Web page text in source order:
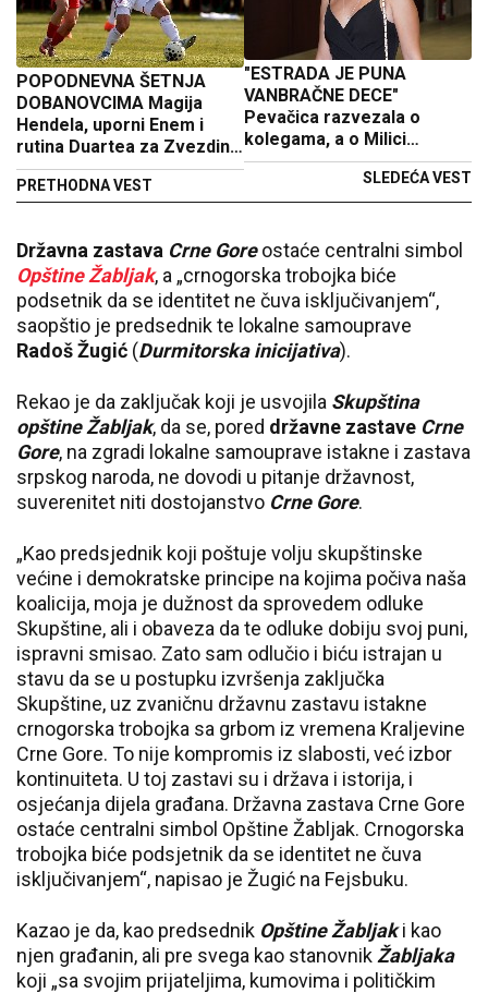
POPODNEVNA ŠETNJA
DOBANOVCIMA Magija
Hendela, uporni Enem i
rutina Duartea za Zvezdino
četvrtfinale Kupa
PRETHODNA VEST
"ESTRADA JE PUNA
VANBRAČNE DECE"
Pevačica razvezala o
kolegama, a o Milici
Todorović rekla jedno:
"Samo neka se rađaju"
SLEDEĆA VEST
Državna zastava Crne Goreostaće centralni simbol
Opštine Žabljak, a „crnogorska trobojka biće
podsetnik da se identitet ne čuva isključivanjem“,
saopštio je predsednik te lokalne samouprave
Radoš Žugić (Durmitorska inicijativa).
Rekao je da zaključak koji je usvojila Skupština
opštine Žabljak, da se, pored državne zastave Crne
Gore, na zgradi lokalne samouprave istakne i zastava
srpskog naroda, ne dovodi u pitanje državnost,
suverenitet niti dostojanstvo Crne Gore.
„Kao predsjednik koji poštuje volju skupštinske
većine i demokratske principe na kojima počiva naša
koalicija, moja je dužnost da sprovedem odluke
Skupštine, ali i obaveza da te odluke dobiju svoj puni,
ispravni smisao. Zato sam odlučio i biću istrajan u
stavu da se u postupku izvršenja zaključka
Skupštine, uz zvaničnu državnu zastavu istakne
crnogorska trobojka sa grbom iz vremena Kraljevine
Crne Gore. To nije kompromis iz slabosti, već izbor
kontinuiteta. U toj zastavi su i država i istorija, i
osjećanja dijela građana. Državna zastava Crne Gore
ostaće centralni simbol Opštine Žabljak. Crnogorska
trobojka biće podsjetnik da se identitet ne čuva
isključivanjem“, napisao je Žugić na Fejsbuku.
Kazao je da, kao predsednik Opštine Žabljaki kao
njen građanin, ali pre svega kao stanovnik Žabljaka
koji „sa svojim prijateljima, kumovima i političkim